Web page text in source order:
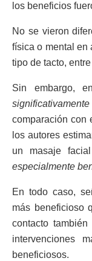
los beneficios
No se vieron
física o mental en
tipo de tacto,
Sin embargo,
comparación con
los autores
un masaje
especialmente
En todo caso,
más beneficioso
contacto
intervenciones
beneficiosos.